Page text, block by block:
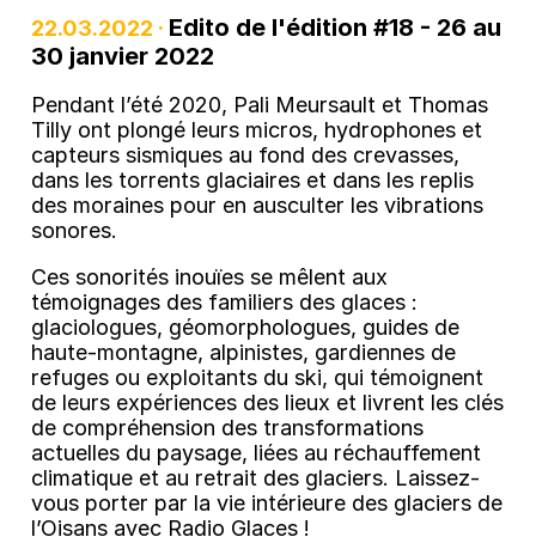
22.03.2022 · Edito de l'édition #18 - 26 au
30 janvier 2022
Pendant l’été 2020, Pali Meursault et Thomas
Tilly ont plongé leurs micros, hydrophones et
capteurs sismiques au fond des crevasses,
dans les torrents glaciaires et dans les replis
des moraines pour en ausculter les vibrations
sonores.
Ces sonorités inouïes se mêlent aux
témoignages des familiers des glaces :
glaciologues, géomorphologues, guides de
haute-montagne, alpinistes, gardiennes de
refuges ou exploitants du ski, qui témoignent
de leurs expériences des lieux et livrent les clés
de compréhension des transformations
actuelles du paysage, liées au réchauffement
climatique et au retrait des glaciers. Laissez-
vous porter par la vie intérieure des glaciers de
l’Oisans avec Radio Glaces !